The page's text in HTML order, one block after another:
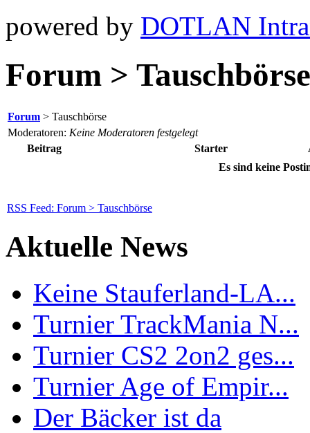
powered by DOTLAN
Forum > Tauschbörse
Forum > Tauschbörse
Moderatoren: Keine Moderatoren festgelegt
Beitrag
Starter
Es sind keine
RSS Feed: Forum > Tauschbörse
Aktuelle News
Keine Stauferland-LA...
Turnier TrackMania N...
Turnier CS2 2on2 ges...
Turnier Age of Empir...
Der Bäcker ist da